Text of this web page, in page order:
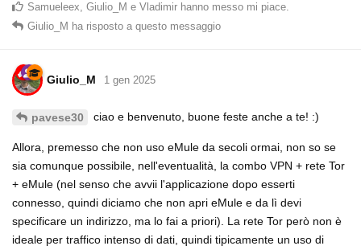
Samueleex, Giulio_M e Vladimir hanno messo mi piace.
Giulio_M ha risposto a questo messaggio
Giulio_M 1 gen 2025
pavese30 ciao e benvenuto, buone feste anche a te! :)
Allora, premesso che non uso eMule da secoli ormai, non so se
sia comunque possibile, nell'eventualità, la combo VPN + rete Tor
+ eMule (nel senso che avvii l'applicazione dopo esserti
connesso, quindi diciamo che non apri eMule e da lì devi
specificare un indirizzo, ma lo fai a priori). La rete Tor però non è
ideale per traffico intenso di dati, quindi tipicamente un uso di